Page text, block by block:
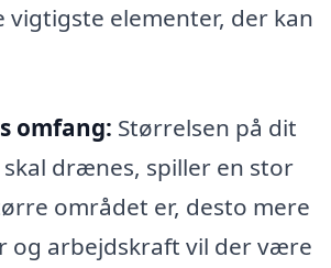
vigtigste elementer, der kan
omfang: Størrelsen på dit
drænes, spiller en stor
området er, desto mere
og arbejdskraft vil der være